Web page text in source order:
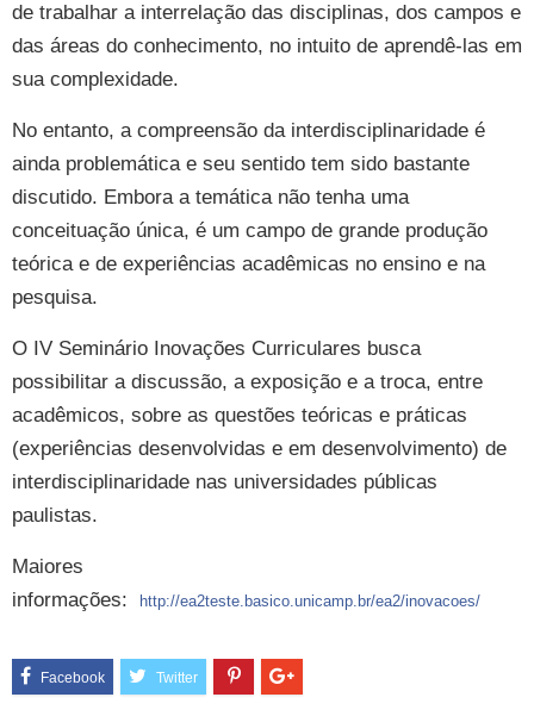
de trabalhar a interrelação das disciplinas, dos campos e
das áreas do conhecimento, no intuito de aprendê-las em
sua complexidade.
No entanto, a compreensão da interdisciplinaridade é
ainda problemática e seu sentido tem sido bastante
discutido. Embora a temática não tenha uma
conceituação única, é um campo de grande produção
teórica e de experiências acadêmicas no ensino e na
pesquisa.
O IV Seminário Inovações Curriculares busca
possibilitar a discussão, a exposição e a troca, entre
acadêmicos, sobre as questões teóricas e práticas
(experiências desenvolvidas e em desenvolvimento) de
interdisciplinaridade nas universidades públicas
paulistas.
Maiores
informações:
http://ea2teste.basico.unicamp.br/ea2/inovacoes/